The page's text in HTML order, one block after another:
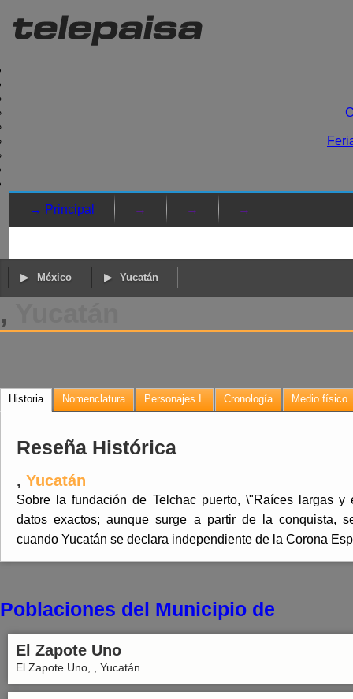
→ Principal → → →
México Yucatán
,
Historia Nomenclatura Personajes I. Cronología Medio físico
Reseña Histórica
, Yucatán
Sobre la fundación de Telchac puerto, \"Raíces largas
datos exactos; aunque surge a partir de la conquista,
cuando Yucatán se declara independiente de la Corona
Poblaciones del Municipio de
El Zapote Uno
El Zapote Uno, , Yucatán